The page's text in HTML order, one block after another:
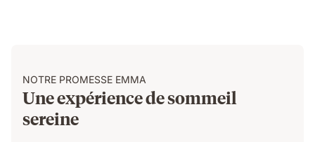
NOTRE PROMESSE EMMA
Une expérience de sommeil
sereine